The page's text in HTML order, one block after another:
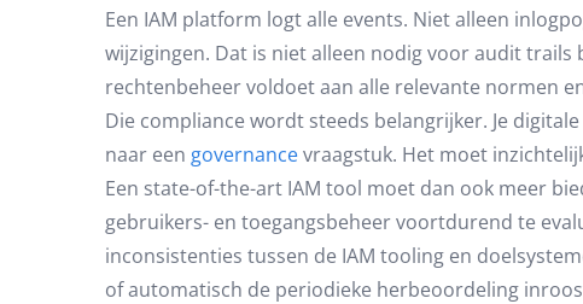
Een IAM platform logt alle events. Niet alleen
wijzigingen. Dat is niet alleen nodig voor audit
rechtenbeheer voldoet aan alle relevante normen
Die compliance wordt steeds belangrijker. Je
naar een governancevraagstuk. Het moet
Een state-of-the-art IAM tool moet dan ook meer
gebruikers- en toegangsbeheer voortdurend te
inconsistenties tussen de IAM tooling en
of automatisch de periodieke herbeoordeling